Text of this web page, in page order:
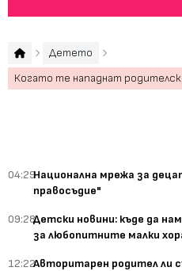
Детето
Когато те нападнат
04:29Национална мрежа за
правосъдие"
09:28Детски новини: къде да
за любопитните малки
12:22Авторитарен родител ли